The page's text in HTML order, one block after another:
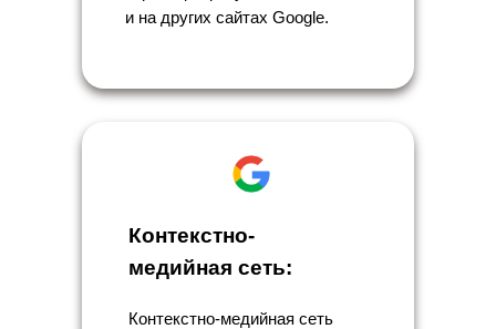
и на других сайтах Google.
Контекстно-
медийная сеть:
Контекстно-медийная сеть